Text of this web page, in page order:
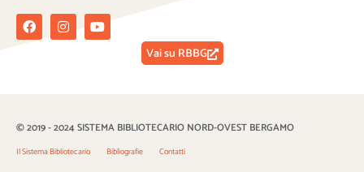
FacebookInstagramYoutube
Vai su RBBG
© 2019 - 2024 SISTEMA BIBLIOTECARIO NORD-OVEST BERGAMO
Il Sistema Bibliotecario Bibliografie Contatti